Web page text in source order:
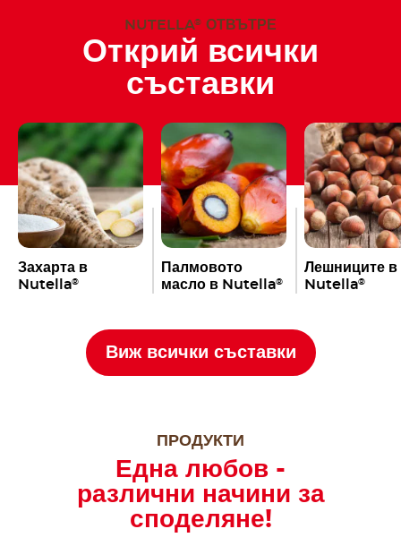
NUTELLA® ОТВЪТРЕ
Открий всички
съставки
Захарта в
Nutella®
Палмовото
масло в Nutella®
Лешниците в
Nutella®
Виж всички съставки
ПРОДУКТИ
Една любов -
различни начини за
споделяне!